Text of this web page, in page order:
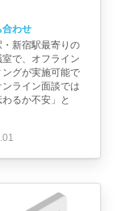
わせ
・新宿駅最寄りの
で、オフライン
ングが実施可能で
ライン面談では
るか不安」と